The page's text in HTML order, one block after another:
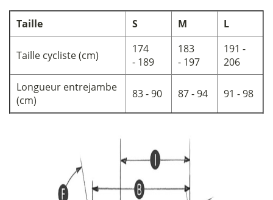
Taille S M L
Taille cycliste (cm)
174
- 189
183
- 197
191 -
206
Longueur entrejambe
(cm)
83 - 90 87 - 94 91 - 98